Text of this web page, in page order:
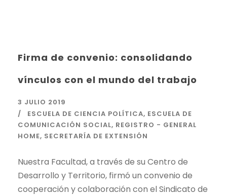
Firma de convenio: consolidando
vínculos con el mundo del trabajo
3 JULIO 2019
ESCUELA DE CIENCIA POLÍTICA, ESCUELA DE
COMUNICACIÓN SOCIAL, REGISTRO - GENERAL
HOME, SECRETARÍA DE EXTENSIÓN
Nuestra Facultad, a través de su Centro de
Desarrollo y Territorio, firmó un convenio de
cooperación y colaboración con el Sindicato de